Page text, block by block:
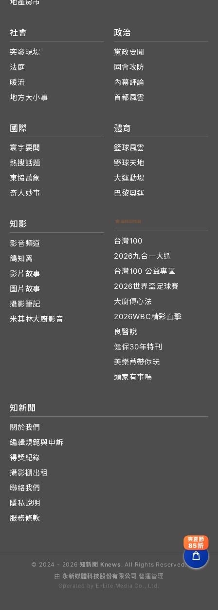
社會
突發現場
法庭
暖流
地方大小事
政治
黨政要聞
國會攻防
內幕評論
首都風雲
國際
寰宇要聞
熱搜話題
東協萬象
奇人妙事
體育
籃球風雲
野球天地
大運動場
巴黎奧運
知影
影音頻道
鴿知窩
影片故事
圖片故事
攝影筆記
米其林大廚影音
台灣100
2026九合一大選
台灣100 公益專區
2026世界盃足球賽
大廚傳心法
2026WBC精彩直擊
良醫說
健保30年特刊
美樂蒂帶你玩
頭家有事嗎
知新聞
關於我們
編輯規範與申訴
得獎紀錄
攝影棚出租
聯絡我們
隱私說明
服務條款
© 2024 - 2026 知新聞 Knews . All Rights Reserved.
由 永新媒體科技股份有限公司 營運管理
Operated by E-Lite Media Co., Ltd.
爽夏節
85折